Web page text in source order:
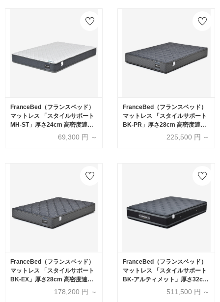
FranceBed（フランスベッド）
マットレス 「スタイルサポート
MH-ST」厚さ24cm 高密度連続
スプリング 全8サイズ69,300 円 ～
FranceBed（フランスベッド）
マットレス 「スタイルサポート
BK-PR」厚さ28cm 高密度連続
スプリング 全8サイズ225,500 円 ～
FranceBed（フランスベッド）
マットレス 「スタイルサポート
BK-EX」厚さ28cm 高密度連続
スプリング 全8サイズ178,200 円 ～
FranceBed（フランスベッド）
マットレス 「スタイルサポート
BK-アルティメット」厚さ32cm
高密度連続スプリング 全8サイ
511,500 円 ～